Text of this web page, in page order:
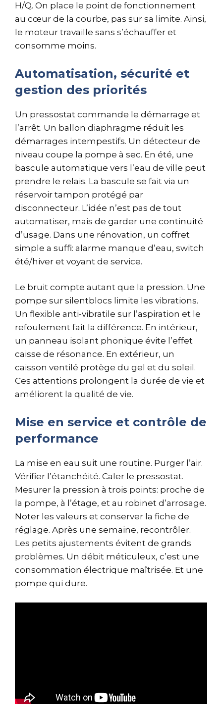
H/Q. On place le point de fonctionnement
au cœur de la courbe, pas sur sa limite. Ainsi,
le moteur travaille sans s’échauffer et
consomme moins.
Automatisation, sécurité et
gestion des priorités
Un pressostat commande le démarrage et
l’arrêt. Un ballon diaphragme réduit les
démarrages intempestifs. Un détecteur de
niveau coupe la pompe à sec. En été, une
bascule automatique vers l’eau de ville peut
prendre le relais. La bascule se fait via un
réservoir tampon protégé par
disconnecteur. L’idée n’est pas de tout
automatiser, mais de garder une continuité
d’usage. Dans une rénovation, un coffret
simple a suffi: alarme manque d’eau, switch
été/hiver et voyant de service.
Le bruit compte autant que la pression. Une
pompe sur silentblocs limite les vibrations.
Un flexible anti-vibratile sur l’aspiration et le
refoulement fait la différence. En intérieur,
un panneau isolant phonique évite l’effet
caisse de résonance. En extérieur, un
caisson ventilé protège du gel et du soleil.
Ces attentions prolongent la durée de vie et
améliorent la qualité de vie.
Mise en service et contrôle de
performance
La mise en eau suit une routine. Purger l’air.
Vérifier l’étanchéité. Caler le pressostat.
Mesurer la pression à trois points: proche de
la pompe, à l’étage, et au robinet d’arrosage.
Noter les valeurs et conserver la fiche de
réglage. Après une semaine, recontrôler.
Les petits ajustements évitent de grands
problèmes. Un débit méticuleux, c’est une
consommation électrique maîtrisée. Et une
pompe qui dure.